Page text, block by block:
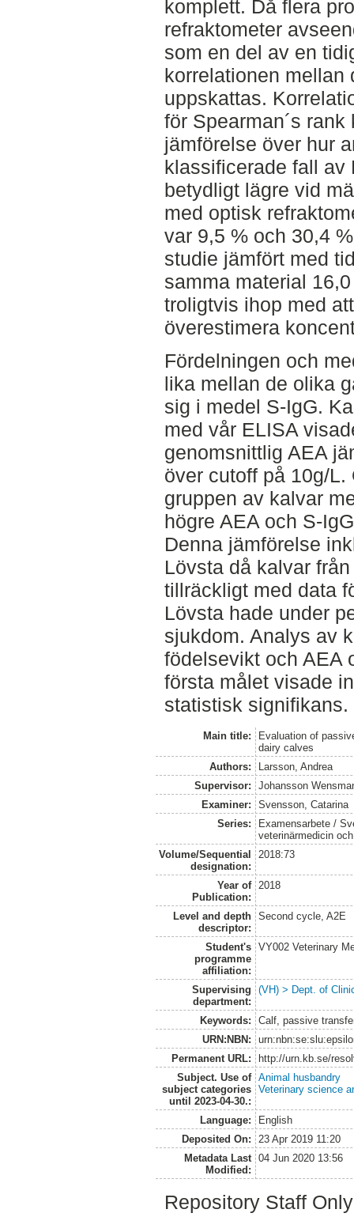
komplett. Då flera
refraktometer
som en del av en
korrelationen mellan
uppskattas.
för Spearman´s
jämförelse över hur
klassificerade fall av
betydligt lägre vid
med optisk
var 9,5 % och 30,4
studie jämfört med
samma material
troligtvis ihop med
överestimera
Fördelningen och
lika mellan de olika
sig i medel S-IgG.
med vår ELISA
genomsnittlig AEA
över cutoff på 10g/
gruppen av kalvar
högre AEA och S-
Denna jämförelse
Lövsta då kalvar
tillräckligt med data
Lövsta hade under
sjukdom. Analys av
födelsevikt och AEA
första målet visade
statistisk signifikans.
Main title:
Evaluation of
dairy calves
Authors:
Larsson, Andrea
Supervisor:
Johansson
Examiner:
Svensson, Catarina
Series:
Examensarbete /
veterinärmedicin
Volume/Sequential
designation:
2018:73
Year of
Publication:
2018
Level and depth
descriptor:
Second cycle, A2E
Student's
programme
affiliation:
VY002 Veterinary
Supervising
department:
(VH) > Dept. of
Keywords:
Calf, passive
URN:NBN:
Permanent URL:
http://urn.kb.se/
Subject. Use of
subject categories
until 2023-04-30.:
Animal husbandry
Veterinary science
Language:
English
Deposited On:
23 Apr 2019 11:20
Metadata Last
Modified:
04 Jun 2020 13:56
Repository Staff